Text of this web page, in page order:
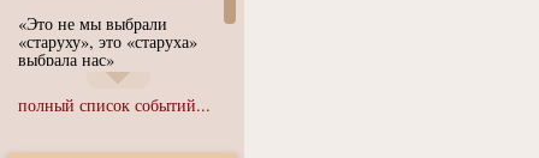
«Это не мы выбрали
«старуху», это «старуха»
выбрала нас»
Иммерсивный спектакль
"Язык чистого полета
полный список событий...